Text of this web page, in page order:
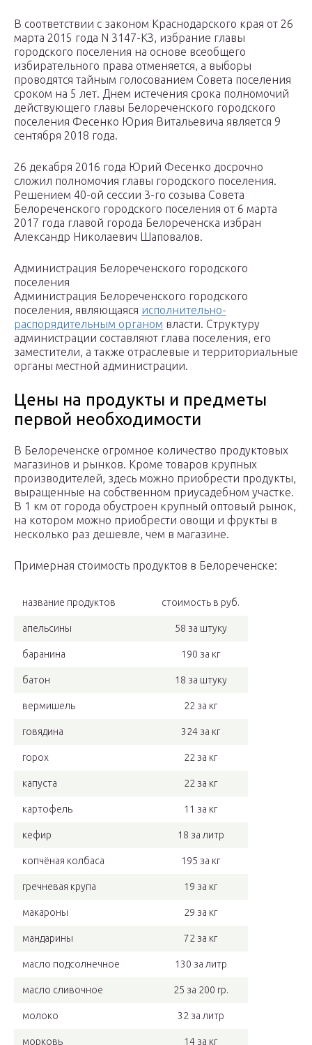
В соответствии с законом Краснодарского края от 26
марта 2015 года N 3147-КЗ, избрание главы
городского поселения на основе всеобщего
избирательного права отменяется, а выборы
проводятся тайным голосованием Совета поселения
сроком на 5 лет. Днем истечения срока полномочий
действующего главы Белореченского городского
поселения Фесенко Юрия Витальевича является 9
сентября 2018 года.
26 декабря 2016 года Юрий Фесенко досрочно
сложил полномочия главы городского поселения.
Решением 40-ой сессии 3-го созыва Совета
Белореченского городского поселения от 6 марта
2017 года главой города Белореченска избран
Александр Николаевич Шаповалов.
Администрация Белореченского городского
поселения
Администрация Белореченского городского
поселения, являющаяся исполнительно-
распорядительным органом власти. Структуру
администрации составляют глава поселения, его
заместители, а также отраслевые и территориальные
органы местной администрации.
Цены на продукты и предметы
первой необходимости
В Белореченске огромное количество продуктовых
магазинов и рынков. Кроме товаров крупных
производителей, здесь можно приобрести продукты,
выращенные на собственном приусадебном участке.
В 1 км от города обустроен крупный оптовый рынок,
на котором можно приобрести овощи и фрукты в
несколько раз дешевле, чем в магазине.
Примерная стоимость продуктов в Белореченске:
название продуктов стоимость в руб.
апельсины 58 за штуку
баранина 190 за кг
батон 18 за штуку
вермишель 22 за кг
говядина 324 за кг
горох 22 за кг
капуста 22 за кг
картофель 11 за кг
кефир 18 за литр
копчёная колбаса 195 за кг
гречневая крупа 19 за кг
макароны 29 за кг
мандарины 72 за кг
масло подсолнечное 130 за литр
масло сливочное 25 за 200 гр.
молоко 32 за литр
морковь 14 за кг